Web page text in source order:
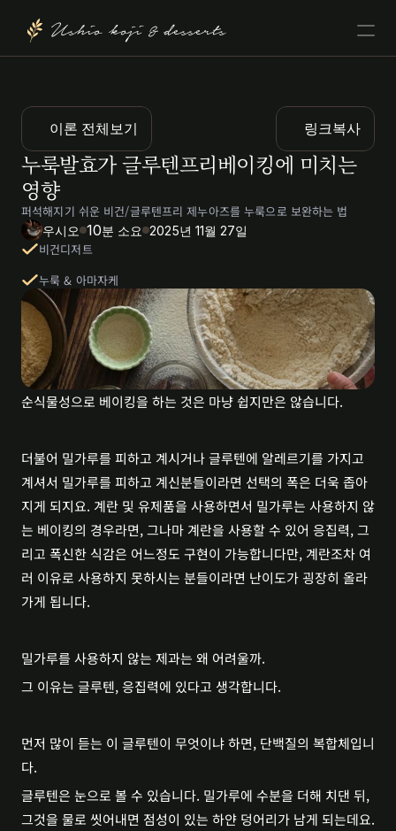
Ushio koji & desserts
이론 전체보기 링크복사
누룩발효가 글루텐프리베이킹에 미치는
영향
퍼석해지기 쉬운 비건/글루텐프리 제누아즈를 누룩으로 보완하는 법
우시오 10분 소요 2025년 11월 27일
비건디저트
누룩 & 아마자케
순식물성으로 베이킹을 하는 것은 마냥 쉽지만은 않습니다.
더불어 밀가루를 피하고 계시거나 글루텐에 알레르기를 가지고
계셔서 밀가루를 피하고 계신분들이라면 선택의 폭은 더욱 좁아
지게 되지요. 계란 및 유제품을 사용하면서 밀가루는 사용하지 않
는 베이킹의 경우라면, 그나마 계란을 사용할 수 있어 응집력, 그
리고 폭신한 식감은 어느정도 구현이 가능합니다만, 계란조차 여
러 이유로 사용하지 못하시는 분들이라면 난이도가 굉장히 올라
가게 됩니다.
밀가루를 사용하지 않는 제과는 왜 어려울까.
그 이유는 글루텐, 응집력에 있다고 생각합니다.
먼저 많이 듣는 이 글루텐이 무엇이냐 하면, 단백질의 복합체입니
다.
글루텐은 눈으로 볼 수 있습니다. 밀가루에 수분을 더해 치댄 뒤,
그것을 물로 씻어내면 점성이 있는 하얀 덩어리가 남게 되는데요.